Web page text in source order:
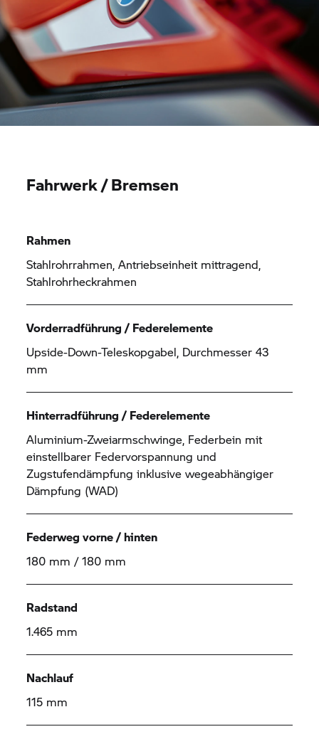
Fahrwerk / Bremsen
Rahmen
Stahlrohrrahmen, Antriebseinheit mittragend,
Stahlrohrheckrahmen
Vorderradführung / Federelemente
Upside-Down-Teleskopgabel, Durchmesser 43
mm
Hinterradführung / Federelemente
Aluminium-Zweiarmschwinge, Federbein mit
einstellbarer Federvorspannung und
Zugstufendämpfung inklusive wegeabhängiger
Dämpfung (WAD)
Federweg vorne / hinten
180 mm / 180 mm
Radstand
1.465 mm
Nachlauf
115 mm